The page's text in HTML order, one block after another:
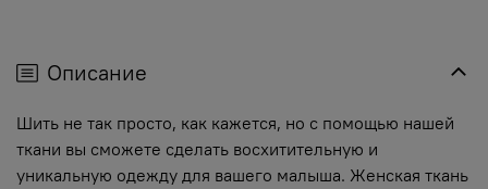
Описание
Шить не так просто, как кажется, но с помощью нашей
ткани вы сможете сделать восхитительную и
уникальную одежду для вашего малыша. Женская ткань